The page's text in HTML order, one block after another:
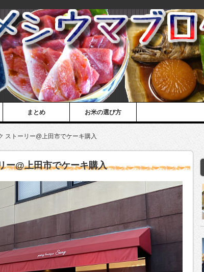
まとめ お米の選び方
ストーリー@上田市でケーキ購入
ー@上田市でケーキ購入